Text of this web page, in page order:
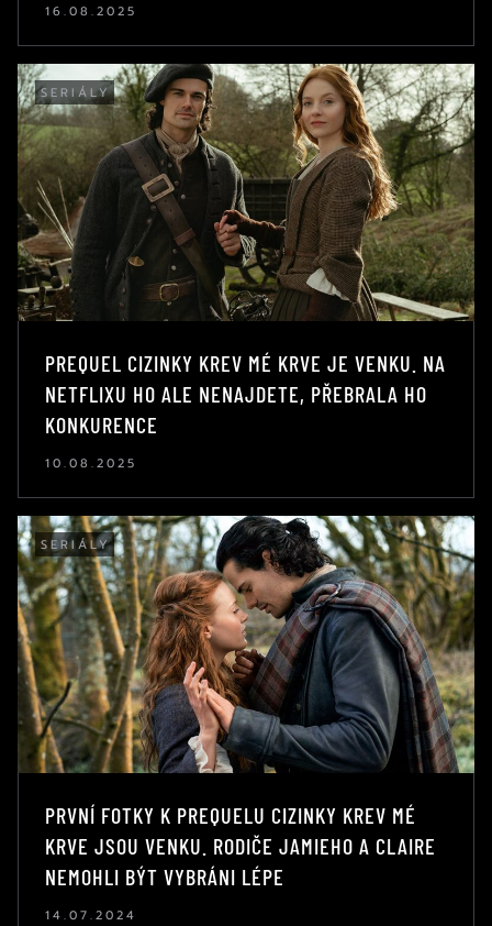
16.08.2025
SERIÁLY
PREQUEL CIZINKY KREV MÉ KRVE JE VENKU. NA
NETFLIXU HO ALE NENAJDETE, PŘEBRALA HO
KONKURENCE
10.08.2025
SERIÁLY
PRVNÍ FOTKY K PREQUELU CIZINKY KREV MÉ
KRVE JSOU VENKU. RODIČE JAMIEHO A CLAIRE
NEMOHLI BÝT VYBRÁNI LÉPE
14.07.2024